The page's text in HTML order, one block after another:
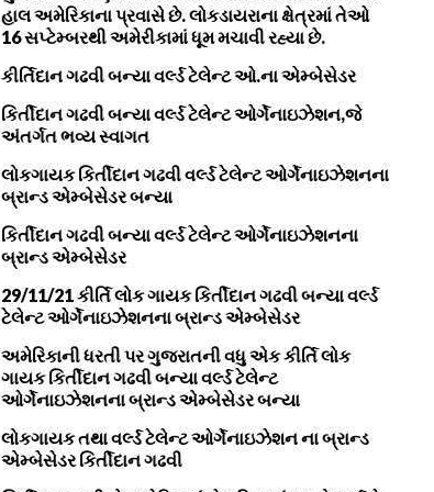
હાલ અમેરિકાના પ્રવાસે છે. લોકડાયરાના ક્ષેત્રમાં તેઓ
16 સપ્ટેમ્બરથી અમેરીકામાં ધૂમ મચાવી રહ્યા છે.
કીર્તિદાન ગઢવી બન્યા વર્લ્ડ ટેલેન્ટ ઓ.ના એમ્બેસેડર
કિર્તીદાન ગઢવી બન્યા વર્લ્ડ ટેલેન્ટ ઓર્ગેનાઇઝેશન,જે
અંતર્ગત ભવ્ય સ્વાગત
લોકગાયક કિર્તીદાન ગઢવી વર્લ્ડ ટેલેન્ટ ઓર્ગેનાઇઝેશનના
બ્રાન્ડ એમ્બેસેડર બન્યા
કિર્તીદાન ગઢવી બન્યા વર્લ્ડ ટેલેન્ટ ઓર્ગેનાઇઝેશનના
બ્રાન્ડ એમ્બેસેડર
29/11/21 કીર્તિ લોક ગાયક કિર્તીદાન ગઢવી બન્યા વર્લ્ડ
ટેલેન્ટ ઓર્ગેનાઇઝેશનના બ્રાન્ડ એમ્બેસેડર
અમેરિકાની ધરતી પર ગુજરાતની વધુ એક કીર્તિ લોક
ગાયક કિર્તીદાન ગઢવી બન્યા વર્લ્ડ ટેલેન્ટ
ઓર્ગેનાઇઝેશનના બ્રાન્ડ એમ્બેસેડર બન્યા
લોકગાયક તથા વર્લ્ડ ટેલેન્ટ ઓર્ગેનાઇઝેશન ના બ્રાન્ડ
એમ્બેસેડર કિર્તીદાન ગઢવી